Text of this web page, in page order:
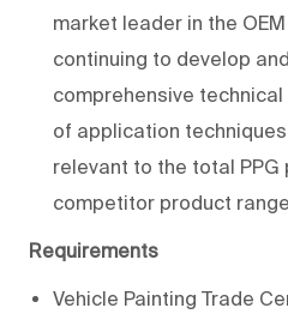
market leader in the
continuing to develop
comprehensive
of application
relevant to the total PPG
competitor product
Requirements
Vehicle Painting Trade